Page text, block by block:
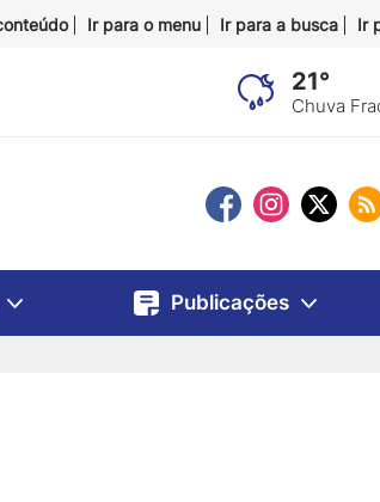
Ir para o menu Ir para a busca Ir
21°
Chuva
Publicações